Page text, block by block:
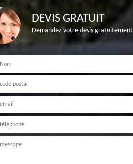
DEVIS GRATUIT
Demandez votre devis gratuitement